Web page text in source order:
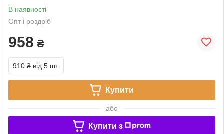
В наявності
Опт і роздріб
958 ₴
910 ₴ від 5 шт.
Купити
або
Купити з